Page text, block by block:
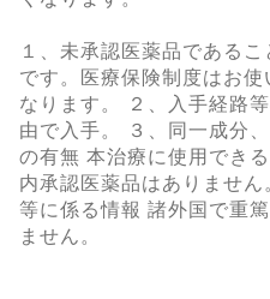
１、未承認医薬品である
です。医療保険制度はお
なります。 ２、入手経路
由で入手。 ３、同一成分
の有無 本治療に使用でき
内承認医薬品はありませ
等に係る情報 諸外国で重
ません。